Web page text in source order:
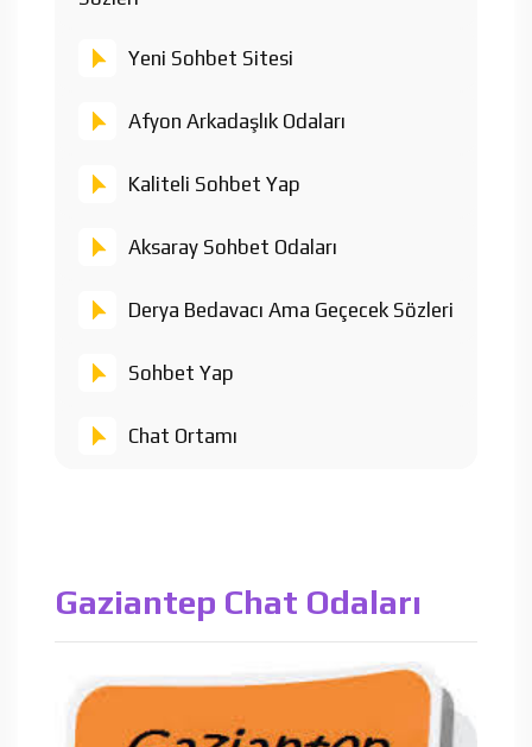
Yeni Sohbet Sitesi
Afyon Arkadaşlık Odaları
Kaliteli Sohbet Yap
Aksaray Sohbet Odaları
Derya Bedavacı Ama Geçecek Sözleri
Sohbet Yap
Chat Ortamı
Gaziantep Chat Odaları